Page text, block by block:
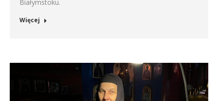
Białymstoku.
Więcej